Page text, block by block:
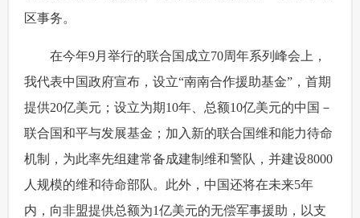
区事务。
在今年9月举行的联合国成立70周年系列峰会上，
我代表中国政府宣布，设立“南南合作援助基金”，首期
提供20亿美元；设立为期10年、总额10亿美元的中国－
联合国和平与发展基金；加入新的联合国维和能力待命
机制，为此率先组建常备成建制维和警队，并建设8000
人规模的维和待命部队。此外，中国还将在未来5年
内，向非盟提供总额为1亿美元的无偿军事援助，以支